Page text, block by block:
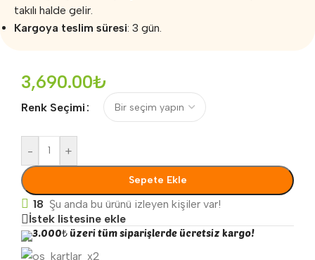
takılı halde gelir.
Kargoya teslim süresi: 3 gün.
3,690.00₺
Renk Seçimi
- +
Sepete Ekle
18 Şu anda bu ürünü izleyen kişiler var!
İstek listesine ekle
3.000₺ üzeri tüm siparişlerde ücretsiz kargo!